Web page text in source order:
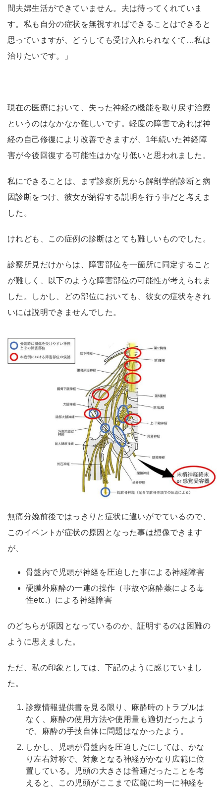
間夫婦生活ができていません。夫は待ってくれていま
す。私も自分の症状を無視すればできることはできると
思っていますが、どうしても受け入れられなくて…私は
治りたいです。」
現在の医療において、失った神経の機能を取り戻す治療
というのはなかなか難しいです。軽度の障害であれば神
経の自己修復により改善できますが、1年続いた神経障
害が今後回復する可能性はかなり低いと思われました。
私にできることは、まず診察所見から解剖学的診断と病
因診断をつけ、彼女が納得する説明を行う事だと考えま
した。
けれども、この症例の診断はとても難しいものでした。
診察所見だけからは、障害部位を一箇所に同定すること
が難しく、以下のような障害部位の可能性が考えられま
した。しかし、どの部位においても、彼女の症状をきれ
いには説明できませんでした。
無痛分娩前後ではっきりと症状に違いがでているので、
このイベントが症状の原因となった事は想像できます
が、
骨盤内で児頭が神経を圧迫した事による神経障害
硬膜外麻酔の一連の操作（事故や麻酔薬による毒
性etc.）による神経障害
のどちらが原因となっているのか、証明するのは困難の
ように思えました。
ただ、私の印象としては、下記のように感じていまし
た。
診療情報提供書を見る限り、麻酔時のトラブルは
なく、麻酔の使用方法や使用量も適切だったよう
で、麻酔の手技自体に問題はなかったよう。
しかし、児頭が骨盤内を圧迫したにしては、かな
り左右対称で、対象となる神経がかなり広範に位
置している。児頭の大きさは普通だったことを考
えると、この児頭がここまで広範に均一に神経を